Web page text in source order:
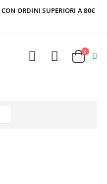
ORDINI SUPERIORI A 80€
0